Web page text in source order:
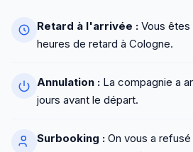
Retard à l'arrivée : Vous
heures de retard à Cologne.
Annulation : La compagnie a
jours avant le départ.
Surbooking : On vous a